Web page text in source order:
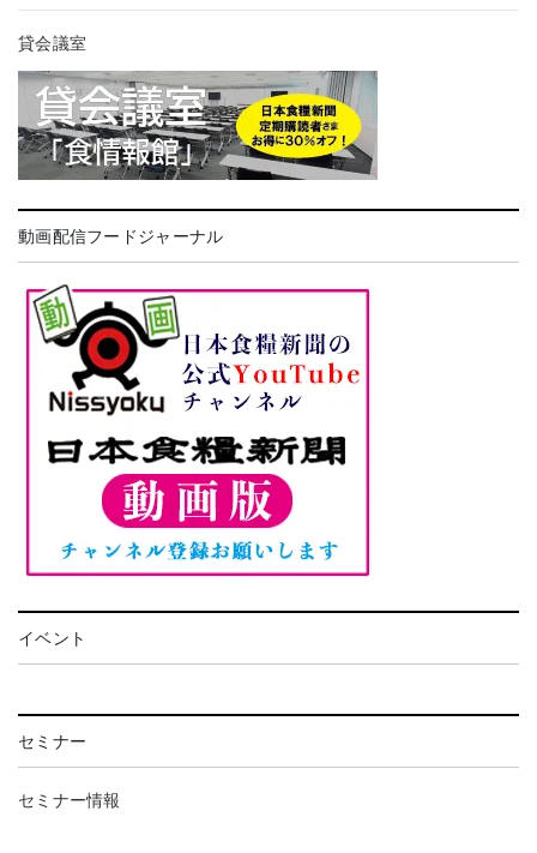
貸会議室
動画配信フードジャーナル
イベント
セミナー
セミナー情報